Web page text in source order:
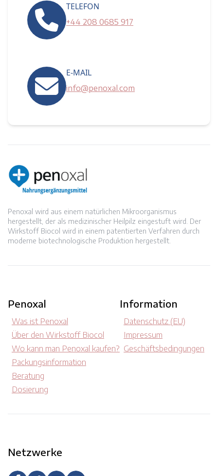
TELEFON
+44 208 0685 917
E-MAIL
info@penoxal.com
Penoxal wird aus einem natürlichen Mikroorganismus
hergestellt, der als medizinischer Heilpilz eingestuft wird. Der
Wirkstoff Biocol wird in einem patentierten Verfahren durch
moderne biotechnologische Produktion hergestellt.
Penoxal
Was ist Penoxal
Über den Wirkstoff Biocol
Wo kann man Penoxal kaufen?
Packungsinformation
Beratung
Dosierung
Information
Datenschutz (EU)
Impressum
Geschäftsbedingungen
Netzwerke